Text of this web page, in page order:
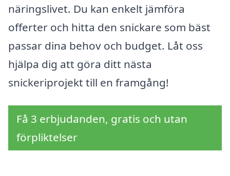
näringslivet. Du kan enkelt jämföra
offerter och hitta den snickare som bäst
passar dina behov och budget. Låt oss
hjälpa dig att göra ditt nästa
snickeriprojekt till en framgång!
Få 3 erbjudanden, gratis och utan
förpliktelser